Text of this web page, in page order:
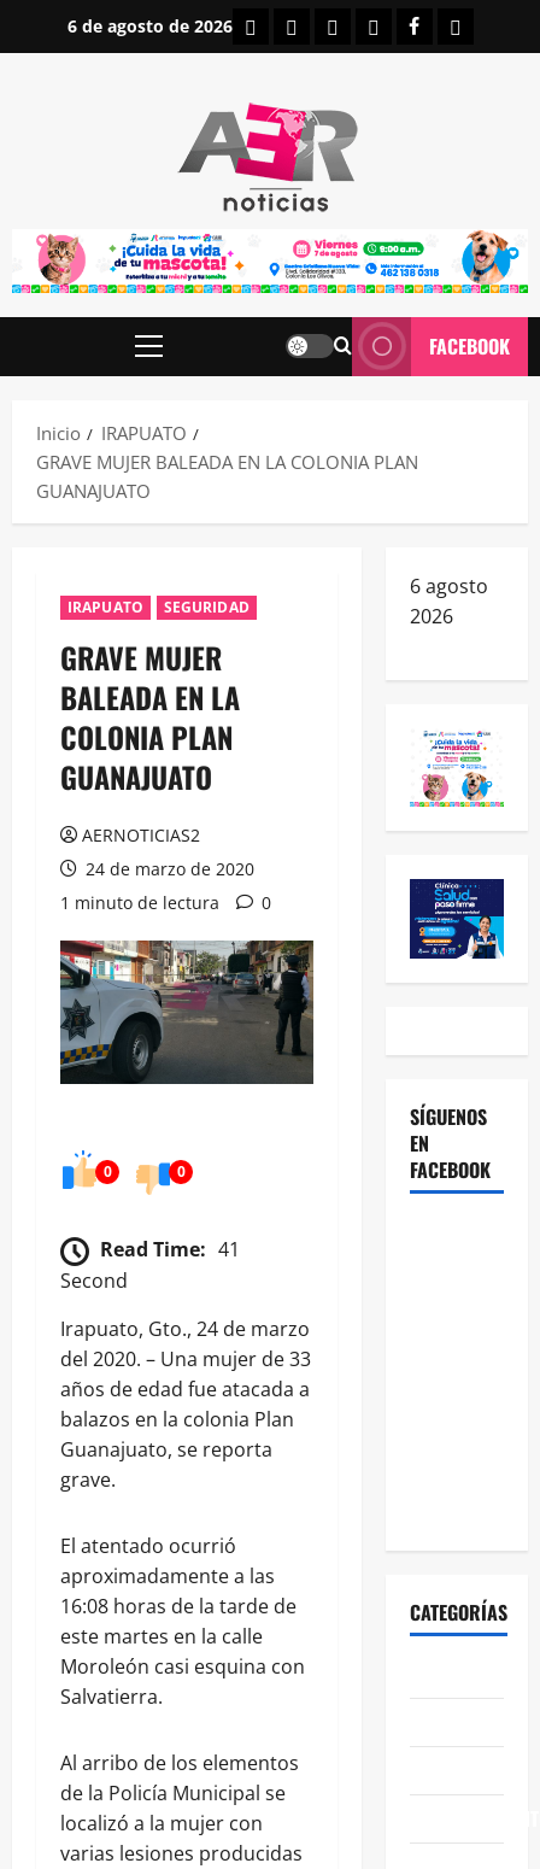
6 de agosto de 2026 INICIOIRAPUATO
ESTATALES
NACIONALES
FACEBOOK
Menú
FACEBOOK
Inicio
IRAPUATO
GRAVE MUJER BALEADA EN LA COLONIA PLAN
GUANAJUATO
IRAPUATO SEGURIDAD
GRAVE MUJER
BALEADA EN LA
COLONIA PLAN
GUANAJUATO
AERNOTICIAS2
24 de marzo de 2020
1 minuto de lectura
0
0 0
Read Time: 41
Second
Irapuato, Gto., 24 de marzo
del 2020. – Una mujer de 33
años de edad fue atacada a
balazos en la colonia Plan
Guanajuato, se reporta
grave.
El atentado ocurrió
aproximadamente a las
16:08 horas de la tarde de
este martes en la calle
Moroleón casi esquina con
Salvatierra.
Al arribo de los elementos
de la Policía Municipal se
localizó a la mujer con
varias lesiones producidas
6 agosto
2026
SÍGUENOS
EN
FACEBOOK
CATEGORÍAS